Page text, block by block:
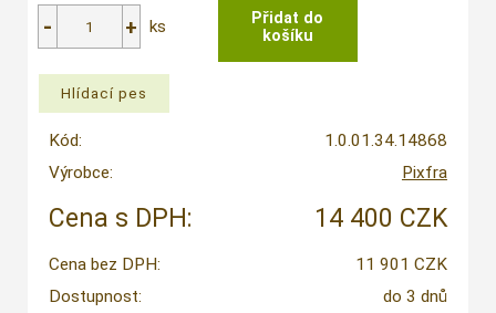
ks
Kód:
1.0.01.34.14868
Výrobce:
Pixfra
Cena s DPH: 14 400 CZK
Cena bez DPH:
11 901 CZK
Dostupnost:
do 3 dnů